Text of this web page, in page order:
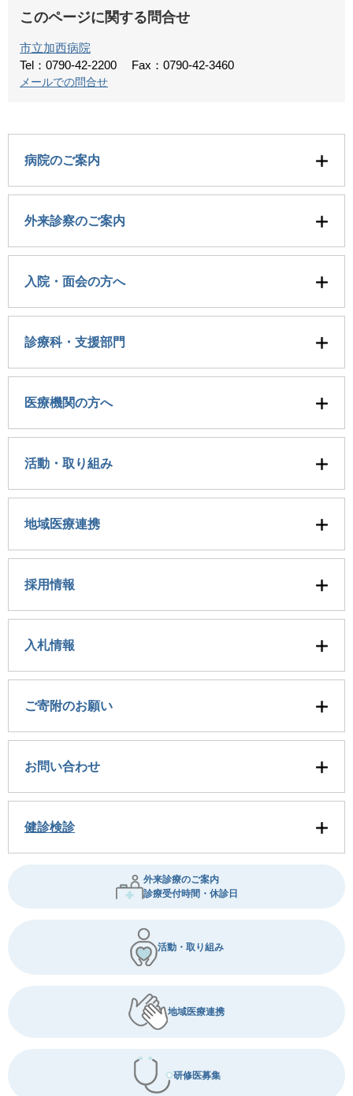
このページに関する問合せ
市立加西病院
Tel：0790-42-2200
Fax：0790-42-3460
メールでの問合せ
病院のご案内
外来診察のご案内
入院・面会の方へ
診療科・支援部門
医療機関の方へ
活動・取り組み
地域医療連携
採用情報
入札情報
ご寄附のお願い
お問い合わせ
健診検診
外来診療のご案内
診療受付時間・休診日
活動・取り組み
地域医療連携
研修医募集